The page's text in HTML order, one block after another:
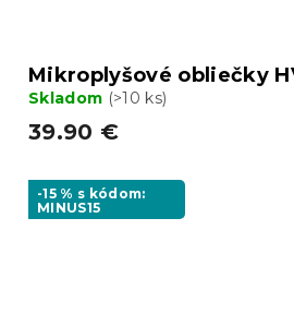
Mikroplyšové obliečky
Skladom (>10 ks)
39.90 €
-15 % s kódom:
MINUS15